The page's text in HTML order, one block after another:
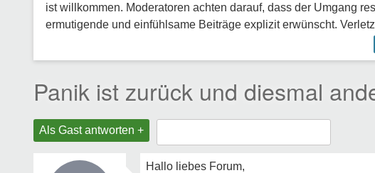
ist willkommen. Moderatoren achten darauf, dass der Umgang
ermutigende und einfühlsame Beiträge explizit erwünscht.
Panik ist zurück und diesmal
Als Gast antworten +
Hallo liebes Forum,